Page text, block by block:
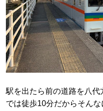
駅を出たら前の道路を八代
では徒歩10分だからそん